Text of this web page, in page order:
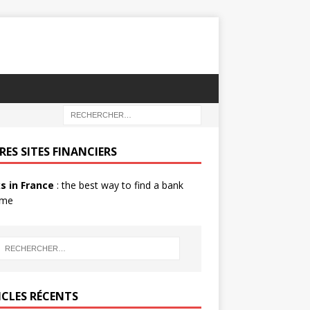
SITES FINANCIERS
in France : the best way to find a bank
RÉCENTS